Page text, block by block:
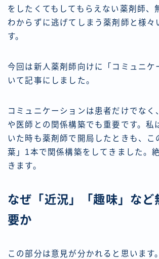
をしたくてもしてもらえない薬剤師、
わからずに逃げてしまう薬剤師と様々
す。
今回は新人薬剤師向けに「コミュニケ
いて記事にしました。
コミュニケーションは患者だけでなく
や医師との関係構築でも重要です。私
いた時も薬剤師で開局したときも、こ
葉」1本で関係構築をしてきました。
きます。
なぜ「近況」「趣味」など
要か
この部分は意見が分かれると思います